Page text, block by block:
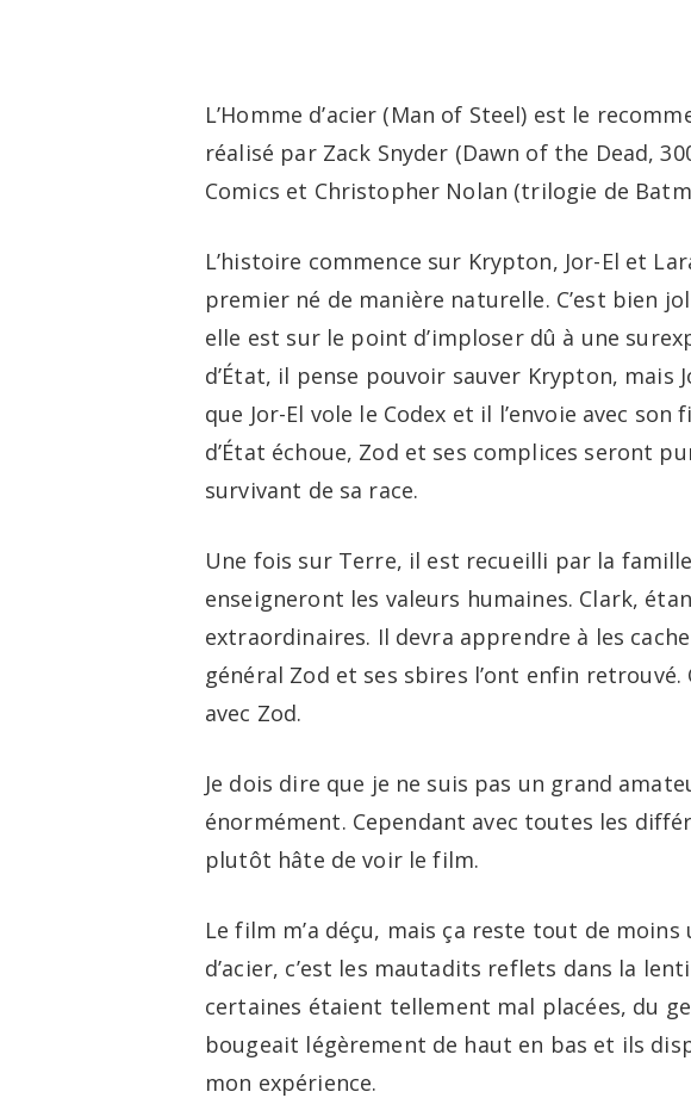
L’Homme d’acier (Man of Steel) est le
réalisé par Zack Snyder (Dawn of the Dead,
Comics et Christopher Nolan (trilogie de
L’histoire commence sur Krypton, Jor-El et
premier né de manière naturelle. C’est bien
elle est sur le point d’imploser dû à une
d’État, il pense pouvoir sauver Krypton, mais
que Jor-El vole le Codex et il l’envoie avec
d’État échoue, Zod et ses complices seront
survivant de sa race.
Une fois sur Terre, il est recueilli par la
enseigneront les valeurs humaines. Clark,
extraordinaires. Il devra apprendre à les
général Zod et ses sbires l’ont enfin
avec Zod.
Je dois dire que je ne suis pas un grand
énormément. Cependant avec toutes les
plutôt hâte de voir le film.
Le film m’a déçu, mais ça reste tout de moins
d’acier, c’est les mautadits reflets dans la
certaines étaient tellement mal placées, du
bougeait légèrement de haut en bas et ils
mon expérience.